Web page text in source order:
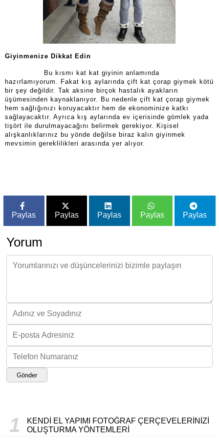
Giyinmenize Dikkat Edin
Bu kısmı kat kat giyinin anlamında
hazırlamıyorum. Fakat kış aylarında çift kat çorap giymek kötü
bir şey değildir. Tak aksine birçok hastalık ayakların
üşümesinden kaynaklanıyor. Bu nedenle çift kat çorap giymek
hem sağlığınızı koruyacaktır hem de ekonominize katkı
sağlayacaktır. Ayrıca kış aylarında ev içerisinde gömlek yada
tişört ile durulmayacağını belirmek gerekiyor. Kişisel
alışkanlıklarınız bu yönde değilse biraz kalın giyinmek
mevsimin gereklilikleri arasında yer alıyor.
Paylas Paylas Paylas Paylas Paylas
Yorum
Gönder
1
KENDI EL YAPIMI FOTOĞRAF ÇERÇEVELERINIZI
OLUŞTURMA YÖNTEMLERI